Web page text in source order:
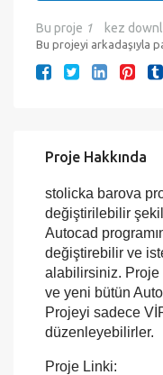
Bu proje 1 kez
Bu projeyi arkadaşıyla
Proje Hakkında
stolicka barova
değiştirilebilir
Autocad
değiştirebilir ve
alabilirsiniz. Proje
ve yeni bütün
Projeyi sadece
düzenleyebilirler.
Proje Linki: